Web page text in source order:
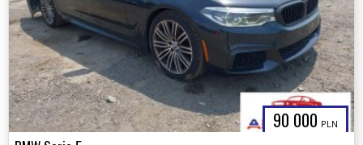
90 000 PLN